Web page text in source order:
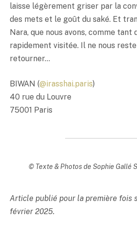
laisse légèrement griser par la
des mets et le goût du saké. Et
Nara, que nous avons, comme tant
rapidement visitée. Il ne nous reste
retourner…
BIWAN (@irasshai.paris)
40 rue du Louvre
75001 Paris
© Texte & Photos de Sophie Gallé
Article publié pour la première fois
février 2025.